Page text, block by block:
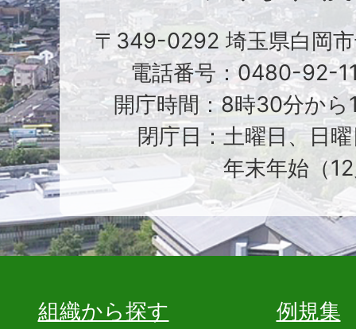
〒349-0292 埼玉県白岡
電話番号：0480-92-
開庁時間：8時30分から
閉庁日：土曜日、日
年末年始（
組織から探す
例規集